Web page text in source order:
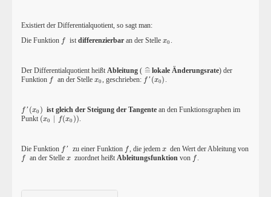
Existiert der Differentialquotient, so sagt man:
Die Funktion f
f ist differenzierbaran der Stelle x0
x0
Der Differentialquotient heißt Ableitung ( =
ˆ
=^ lokale Änderungsrate) der
Funktion f
f an der Stelle x0
x0 , geschrieben: f' (x0 )
f′(x0)
f' (x0 )
f′(x0) ist gleich der Steigung der Tangentean den Funktionsgraphen im
Punkt (x0 f(x0 ))
(x0 x0)) .
Die Funktion f'
f′ zu einer Funktion f
f , die jedem x
x den Wert der Ableitung von
f
f an der Stelle x
x zuordnet heißtAbleitungsfunktion von f
f .